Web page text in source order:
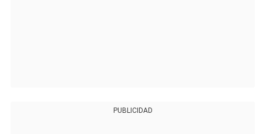
PUBLICIDAD